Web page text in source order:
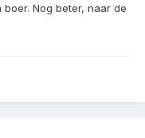
Nog beter, naar de